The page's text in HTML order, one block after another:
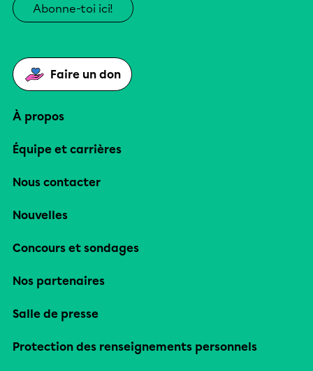
Abonne-toi ici!
Faire un don
À propos
Équipe et carrières
Nous contacter
Nouvelles
Concours et sondages
Nos partenaires
Salle de presse
Protection des renseignements personnels